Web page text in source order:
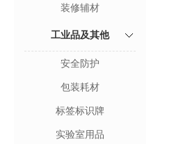
装修辅材
工业品及其他
安全防护
包装耗材
标签标识牌
实验室用品